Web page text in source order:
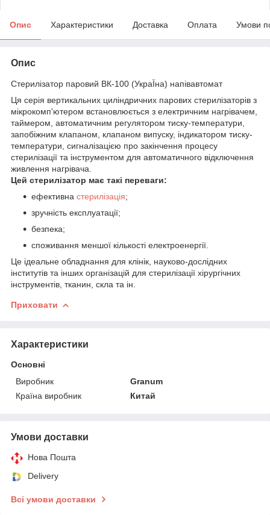
Опис Характеристики Доставка Оплата Умови
Опис
Стерилізатор паровий ВК-100 (УкраЇна) напівавтомат
Ця серія вертикальних циліндричних парових стерилізаторів з
мікрокомп'ютером встановлюється з електричним нагрівачем,
таймером, автоматичним регулятором тиску-температури,
запобіжним клапаном, клапаном випуску, індикатором тиску-
температури, сигналізацією про закінчення процесу
стерилізації та інструментом для автоматичного відключення
живлення нагрівача.
Цей стерилізатор має такі переваги:
ефективна стерилізація;
зручність експлуатації;
безпека;
споживання меншої кількості електроенергії.
Це ідеальне обладнання для клінік, науково-дослідних
інститутів та інших організацій для стерилізації хірургічних
інструментів, тканин, скла та ін.
Приховати
Характеристики
Основні
Виробник
Granum
Країна виробник
Китай
Умови доставки
Нова Пошта
Delivery
Всі умови доставки